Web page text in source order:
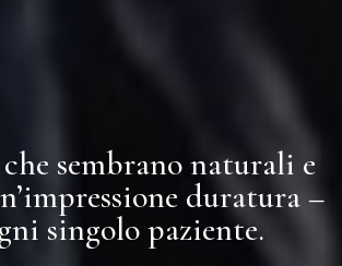
sembrano naturali e
duratura –
singolo paziente.